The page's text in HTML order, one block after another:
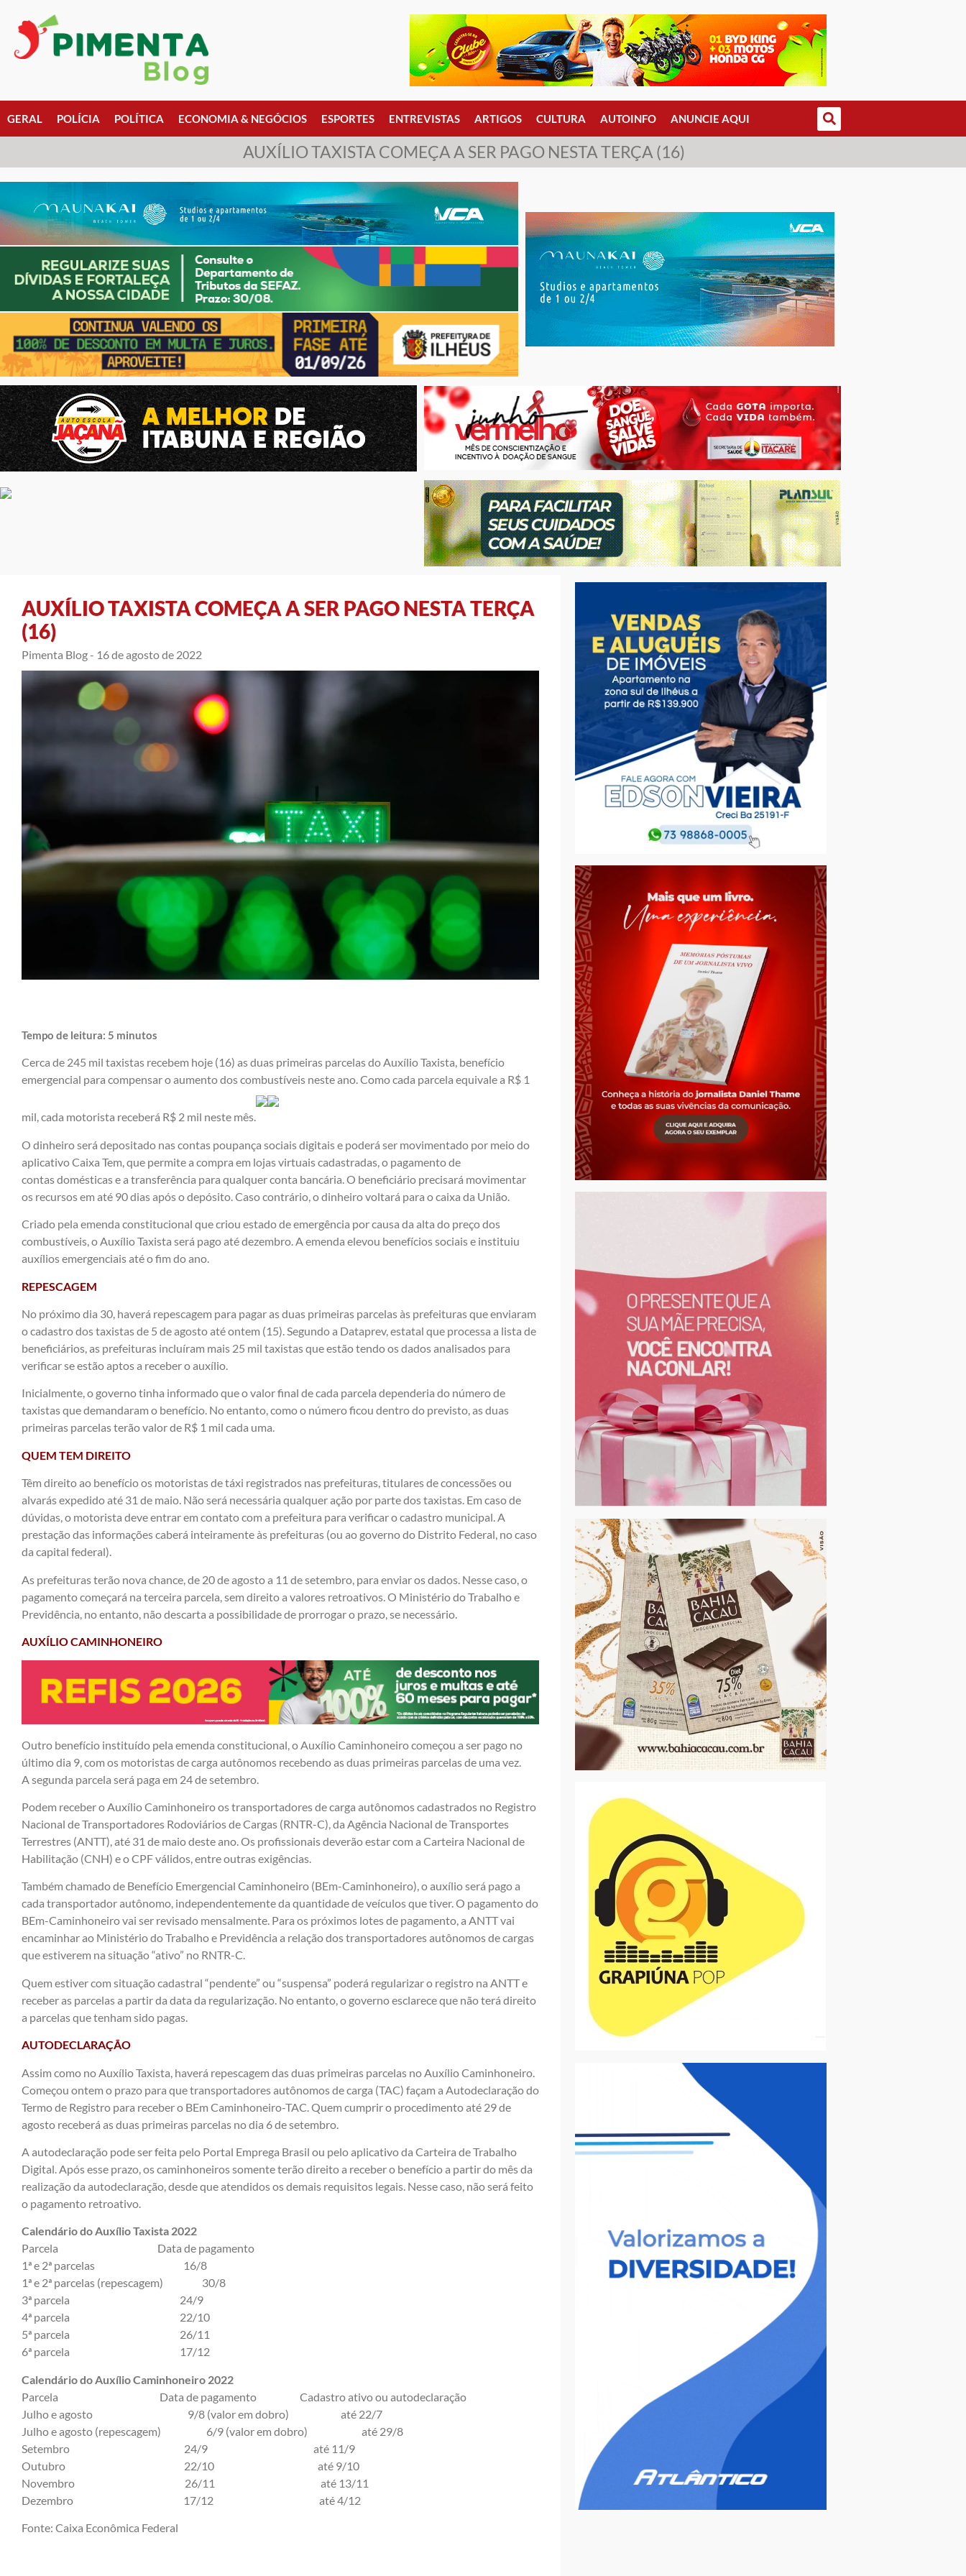
GERAL POLÍCIA POLÍTICA ECONOMIA & NEGÓCIOS ESPORTES ENTREVISTAS ARTIGOS CULTURA AUTOINFO ANUNCIE AQUI
AUXÍLIO TAXISTA COMEÇA A SER PAGO NESTA TERÇA (16)
AUXÍLIO TAXISTA COMEÇA A SER PAGO NESTA TERÇA
(16)
Pimenta Blog - 16 de agosto de 2022
Tempo de leitura: 5 minutos
Cerca de 245 mil taxistas recebem hoje (16) as duas primeiras parcelas do Auxílio Taxista, benefício
emergencial para compensar o aumento dos combustíveis neste ano. Como cada parcela equivale a R$ 1
mil, cada motorista receberá R$ 2 mil neste mês.
O dinheiro será depositado nas contas poupança sociais digitais e poderá ser movimentado por meio do
aplicativo Caixa Tem, que permite a compra em lojas virtuais cadastradas, o pagamento de
contas domésticas e a transferência para qualquer conta bancária. O beneficiário precisará movimentar
os recursos em até 90 dias após o depósito. Caso contrário, o dinheiro voltará para o caixa da União.
Criado pela emenda constitucional que criou estado de emergência por causa da alta do preço dos
combustíveis, o Auxílio Taxista será pago até dezembro. A emenda elevou benefícios sociais e instituiu
auxílios emergenciais até o fim do ano.
REPESCAGEM
No próximo dia 30, haverá repescagem para pagar as duas primeiras parcelas às prefeituras que enviaram
o cadastro dos taxistas de 5 de agosto até ontem (15). Segundo a Dataprev, estatal que processa a lista de
beneficiários, as prefeituras incluíram mais 25 mil taxistas que estão tendo os dados analisados para
verificar se estão aptos a receber o auxílio.
Inicialmente, o governo tinha informado que o valor final de cada parcela dependeria do número de
taxistas que demandaram o benefício. No entanto, como o número ficou dentro do previsto, as duas
primeiras parcelas terão valor de R$ 1 mil cada uma.
QUEM TEM DIREITO
Têm direito ao benefício os motoristas de táxi registrados nas prefeituras, titulares de concessões ou
alvarás expedido até 31 de maio. Não será necessária qualquer ação por parte dos taxistas. Em caso de
dúvidas, o motorista deve entrar em contato com a prefeitura para verificar o cadastro municipal. A
prestação das informações caberá inteiramente às prefeituras (ou ao governo do Distrito Federal, no caso
da capital federal).
As prefeituras terão nova chance, de 20 de agosto a 11 de setembro, para enviar os dados. Nesse caso, o
pagamento começará na terceira parcela, sem direito a valores retroativos. O Ministério do Trabalho e
Previdência, no entanto, não descarta a possibilidade de prorrogar o prazo, se necessário.
AUXÍLIO CAMINHONEIRO
Outro benefício instituído pela emenda constitucional, o Auxílio Caminhoneiro começou a ser pago no
último dia 9, com os motoristas de carga autônomos recebendo as duas primeiras parcelas de uma vez.
A segunda parcela será paga em 24 de setembro.
Podem receber o Auxílio Caminhoneiro os transportadores de carga autônomos cadastrados no Registro
Nacional de Transportadores Rodoviários de Cargas (RNTR-C), da Agência Nacional de Transportes
Terrestres (ANTT), até 31 de maio deste ano. Os profissionais deverão estar com a Carteira Nacional de
Habilitação (CNH) e o CPF válidos, entre outras exigências.
Também chamado de Benefício Emergencial Caminhoneiro (BEm-Caminhoneiro), o auxílio será pago a
cada transportador autônomo, independentemente da quantidade de veículos que tiver. O pagamento do
BEm-Caminhoneiro vai ser revisado mensalmente. Para os próximos lotes de pagamento, a ANTT vai
encaminhar ao Ministério do Trabalho e Previdência a relação dos transportadores autônomos de cargas
que estiverem na situação “ativo” no RNTR-C.
Quem estiver com situação cadastral “pendente” ou “suspensa” poderá regularizar o registro na ANTT e
receber as parcelas a partir da data da regularização. No entanto, o governo esclarece que não terá direito
a parcelas que tenham sido pagas.
AUTODECLARAÇÃO
Assim como no Auxílio Taxista, haverá repescagem das duas primeiras parcelas no Auxílio Caminhoneiro.
Começou ontem o prazo para que transportadores autônomos de carga (TAC) façam a Autodeclaração do
Termo de Registro para receber o BEm Caminhoneiro-TAC. Quem cumprir o procedimento até 29 de
agosto receberá as duas primeiras parcelas no dia 6 de setembro.
A autodeclaração pode ser feita pelo Portal Emprega Brasil ou pelo aplicativo da Carteira de Trabalho
Digital. Após esse prazo, os caminhoneiros somente terão direito a receber o benefício a partir do mês da
realização da autodeclaração, desde que atendidos os demais requisitos legais. Nesse caso, não será feito
o pagamento retroativo.
Calendário do Auxílio Taxista 2022
Parcela Data de pagamento
1ª e 2ª parcelas 16/8
1ª e 2ª parcelas (repescagem) 30/8
3ª parcela 24/9
4ª parcela 22/10
5ª parcela 26/11
6ª parcela 17/12
Calendário do Auxílio Caminhoneiro 2022
Parcela Data de pagamento Cadastro ativo ou autodeclaração
Julho e agosto 9/8 (valor em dobro) até 22/7
Julho e agosto (repescagem) 6/9 (valor em dobro) até 29/8
Setembro 24/9 até 11/9
Outubro 22/10 até 9/10
Novembro 26/11 até 13/11
Dezembro 17/12 até 4/12
Fonte: Caixa Econômica Federal